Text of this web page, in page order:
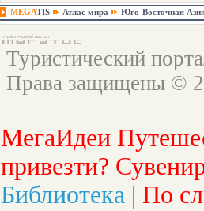
MEGATIS Атлас мира Юго-Восточная
Туристический
Права защищены ©
МегаИдеи
привезти?
Библиотека | По